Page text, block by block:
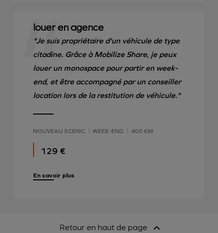
louer en agence
"Je suis propriétaire d'un véhicule de type
citadine. Grâce à Mobilize Share, je peux
louer un monospace pour partir en week-
end, et être accompagné par un conseiller
location lors de la restitution de véhicule."
NOUVEAU SCENIC WEEK-END 400 KM
129 €
En savoir plus
Retour en haut de page